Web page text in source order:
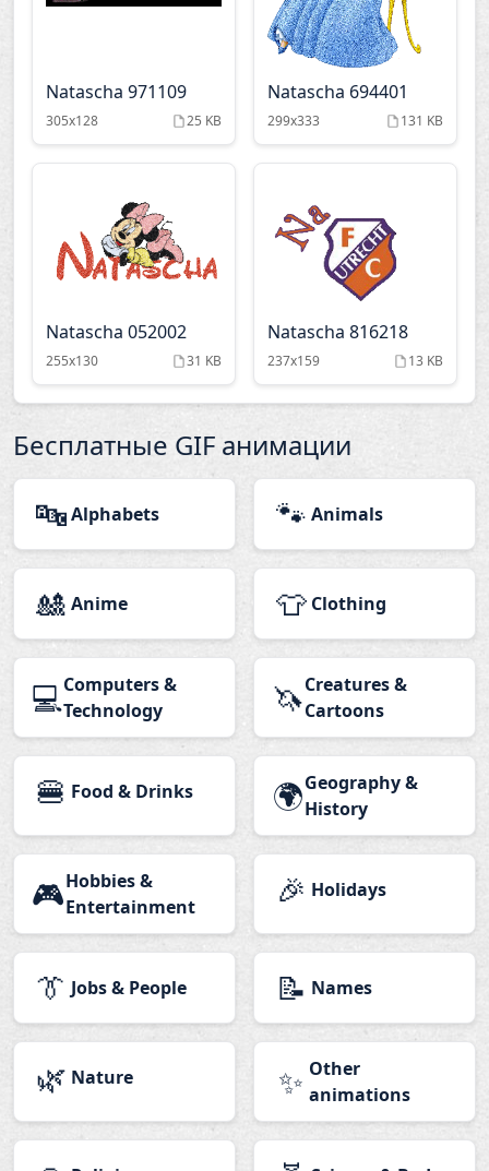
Natascha 971109
305x128 25 KB
Natascha 694401
299x333 131 KB
Natascha 052002
255x130 31 KB
Natascha 816218
237x159 13 KB
Бесплатные GIF анимации
🔤Alphabets 🐾 Animals
🎎 Anime 👕 Clothing
💻Computers &
Technology
🦄Creatures &
Cartoons
🍔 Food & Drinks 🌍Geography &
History
🎮Hobbies &
Entertainment
🎉 Holidays
👔 Jobs & People 📝 Names
🌿 Nature ✨ Other
animations